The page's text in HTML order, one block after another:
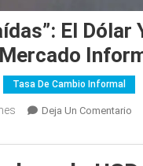
El Dólar
Tasa De Cambio Informal
Deja Un Comentario
Y